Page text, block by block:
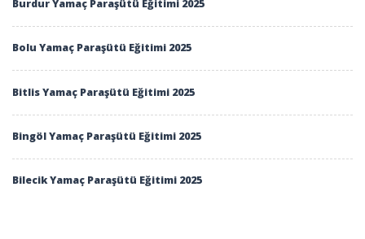
Burdur Yamaç Paraşütü Eğitimi 2025
Bolu Yamaç Paraşütü Eğitimi 2025
Bitlis Yamaç Paraşütü Eğitimi 2025
Bingöl Yamaç Paraşütü Eğitimi 2025
Bilecik Yamaç Paraşütü Eğitimi 2025